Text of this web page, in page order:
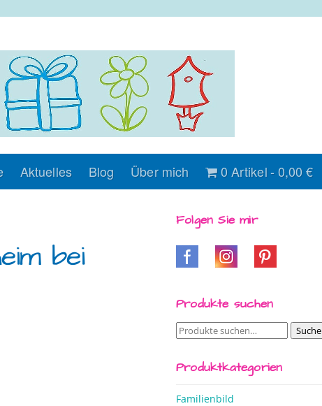
Aktuelles Blog Über mich 0 Artikel 0,00 €
bei
Folgen Sie mir
Produkte suchen
Suche
Suche
Produktkategorien
Familienbild